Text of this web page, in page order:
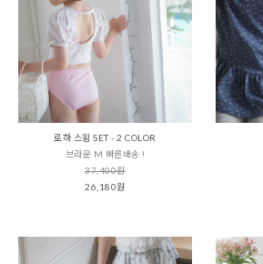
로하 스윔 SET - 2 COLOR
브라운 M 빠른배송 !
37,400원
26,180원